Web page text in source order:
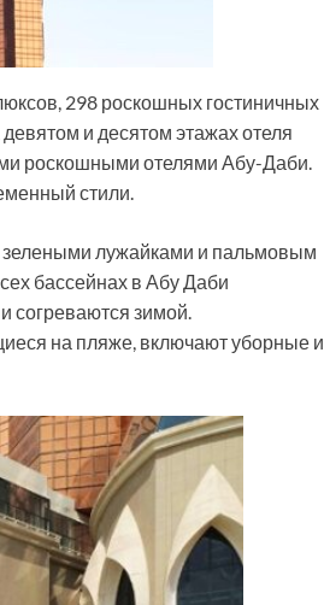
298 роскошных гостиничных
и десятом этажах отеля
роскошными отелями Абу-Даби.
стили.
зелеными лужайками и пальмовым
бассейнах в Абу Даби
согреваются зимой.
на пляже, включают уборные и